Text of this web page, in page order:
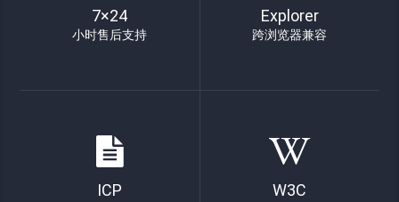
7×24
小时售后支持
Explorer
跨浏览器兼容
ICP W3C